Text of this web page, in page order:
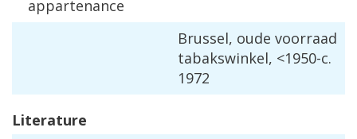
appartenance
Brussel, oude voorraad
tabakswinkel, <1950-c.
1972
Literature